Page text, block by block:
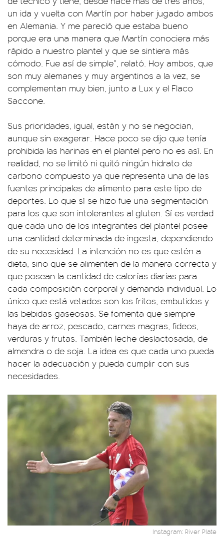
un ida y vuelta con Martín por haber jugado ambos
en Alemania. Y me pareció que estaba bueno
porque era una manera que Martín conociera más
rápido a nuestro plantel y que se sintiera más
cómodo. Fue así de simple”, relató. Hoy ambos, que
son muy alemanes y muy argentinos a la vez, se
complementan muy bien, junto a Lux y el Flaco
Saccone.
Sus prioridades, igual, están y no se negocian,
aunque sin exagerar. Hace poco se dijo que tenía
prohibida las harinas en el plantel pero no es así. En
realidad, no se limitó ni quitó ningún hidrato de
carbono compuesto ya que representa una de las
fuentes principales de alimento para este tipo de
deportes. Lo que sí se hizo fue una segmentación
para los que son intolerantes al gluten. Sí es verdad
que cada uno de los integrantes del plantel posee
una cantidad determinada de ingesta, dependiendo
de su necesidad. La intención no es que estén a
dieta, sino que se alimenten de la manera correcta y
que posean la cantidad de calorías diarias para
cada composición corporal y demanda individual. Lo
único que está vetados son los fritos, embutidos y
las bebidas gaseosas. Se fomenta que siempre
haya de arroz, pescado, carnes magras, fideos,
verduras y frutas. También leche deslactosada, de
almendra o de soja. La idea es que cada uno pueda
hacer la adecuación y pueda cumplir con sus
necesidades.
Instagram: River Plate